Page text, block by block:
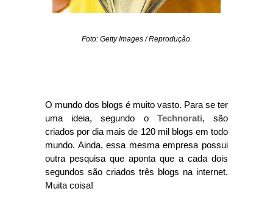
Foto: Getty Images / Reprodução.
O mundo dos blogs é muito vasto. Para se ter
uma ideia, segundo o Technorati, são
criados por dia mais de 120 mil blogs em todo
mundo. Ainda, essa mesma empresa possui
outra pesquisa que aponta que a cada dois
segundos são criados três blogs na internet.
Muita coisa!